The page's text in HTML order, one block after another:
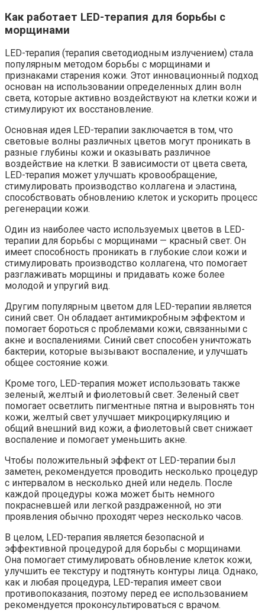
Как работает LED-терапия для борьбы с
морщинами
LED-терапия (терапия светодиодным излучением) стала
популярным методом борьбы с морщинами и
признаками старения кожи. Этот инновационный подход
основан на использовании определенных длин волн
света, которые активно воздействуют на клетки кожи и
стимулируют их восстановление.
Основная идея LED-терапии заключается в том, что
световые волны различных цветов могут проникать в
разные глубины кожи и оказывать различное
воздействие на клетки. В зависимости от цвета света,
LED-терапия может улучшать кровообращение,
стимулировать производство коллагена и эластина,
способствовать обновлению клеток и ускорить процесс
регенерации кожи.
Один из наиболее часто используемых цветов в LED-
терапии для борьбы с морщинами — красный свет. Он
имеет способность проникать в глубокие слои кожи и
стимулировать производство коллагена, что помогает
разглаживать морщины и придавать коже более
молодой и упругий вид.
Другим популярным цветом для LED-терапии является
синий свет. Он обладает антимикробным эффектом и
помогает бороться с проблемами кожи, связанными с
акне и воспалениями. Синий свет способен уничтожать
бактерии, которые вызывают воспаление, и улучшать
общее состояние кожи.
Кроме того, LED-терапия может использовать также
зеленый, желтый и фиолетовый свет. Зеленый свет
помогает осветлить пигментные пятна и выровнять тон
кожи, желтый свет улучшает микроциркуляцию и
общий внешний вид кожи, а фиолетовый свет снижает
воспаление и помогает уменьшить акне.
Чтобы положительный эффект от LED-терапии был
заметен, рекомендуется проводить несколько процедур
с интервалом в несколько дней или недель. После
каждой процедуры кожа может быть немного
покрасневшей или легкой раздраженной, но эти
проявления обычно проходят через несколько часов.
В целом, LED-терапия является безопасной и
эффективной процедурой для борьбы с морщинами.
Она помогает стимулировать обновление клеток кожи,
улучшить ее текстуру и подтянуть контуры лица. Однако,
как и любая процедура, LED-терапия имеет свои
противопоказания, поэтому перед ее использованием
рекомендуется проконсультироваться с врачом.